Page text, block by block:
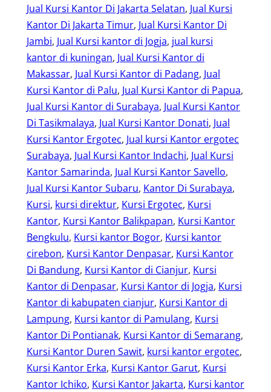
Jual Kursi Kantor Di Jakarta Selatan, Jual Kursi
Kantor Di Jakarta Timur, Jual Kursi Kantor Di
Jambi, Jual Kursi kantor di Jogja, jual kursi
kantor di kuningan, Jual Kursi Kantor di
Makassar, Jual Kursi Kantor di Padang, Jual
Kursi Kantor di Palu, Jual Kursi Kantor di Papua
Jual Kursi Kantor di Surabaya, Jual Kursi Kantor
Di Tasikmalaya, Jual Kursi Kantor Donati, Jual
Kursi Kantor Ergotec, Jual kursi Kantor ergotec
Surabaya, Jual Kursi Kantor Indachi, Jual Kursi
Kantor Samarinda, Jual Kursi Kantor Savello
Jual Kursi Kantor Subaru, Kantor Di Surabaya
Kursi, kursi direktur, Kursi Ergotec, Kursi
Kantor, Kursi Kantor Balikpapan, Kursi Kantor
Bengkulu, Kursi kantor Bogor, Kursi kantor
cirebon, Kursi Kantor Denpasar, Kursi Kantor
Di Bandung, Kursi Kantor di Cianjur, Kursi
Kantor di Denpasar, Kursi Kantor di Jogja, Kursi
Kantor di kabupaten cianjur, Kursi Kantor di
Lampung, Kursi kantor di Pamulang, Kursi
Kantor Di Pontianak, Kursi Kantor di Semarang
Kursi Kantor Duren Sawit, kursi kantor ergotec
Kursi Kantor Erka, Kursi Kantor Garut, Kursi
Kantor Ichiko, Kursi Kantor Jakarta, Kursi kantor